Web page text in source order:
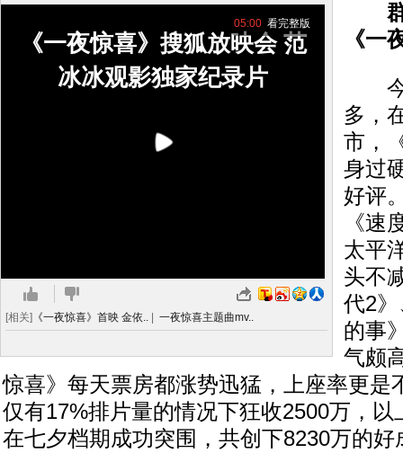
《一夜惊喜》搜狐放映会 范
冰冰观影独家纪录片
05:00 看完整版
[相关] 《一夜惊喜》首映 金依.. 一夜惊喜主题曲mv..
《一
今
多，
市，
身过
好评
《速
太平
头不
代2
的事
气颇
惊喜》每天票房都涨势迅猛，上座率更是
仅有17%排片量的情况下狂收2500万，以
在七夕档期成功突围，共创下8230万的好